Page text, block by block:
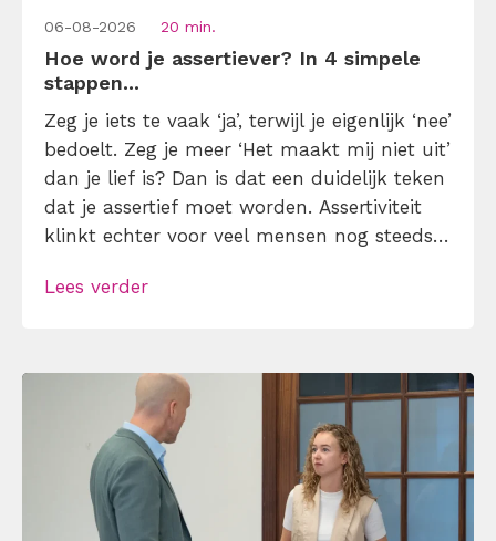
06-08-2026 20 min.
Hoe word je assertiever? In 4 simpele
stappen...
Zeg je iets te vaak ‘ja’, terwijl je eigenlijk ‘nee’
bedoelt. Zeg je meer ‘Het maakt mij niet uit’
dan je lief is? Dan is dat een duidelijk teken
dat je assertief moet worden. Assertiviteit
klinkt echter voor veel mensen nog steeds
maar dat is niet zo. Assertiviteit draait juist
Lees verder